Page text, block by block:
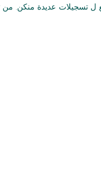
ل تسجيلات عديدة منكن.